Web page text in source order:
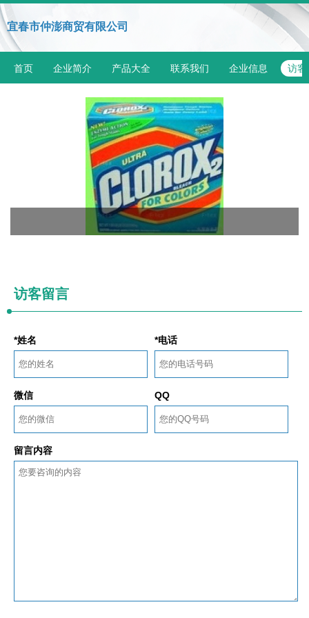
宜春市仲澎商贸有限公司
首页 企业简介 产品大全 联系我们 企业信息 访客
访客留言
*姓名 *电话
微信 QQ
留言内容